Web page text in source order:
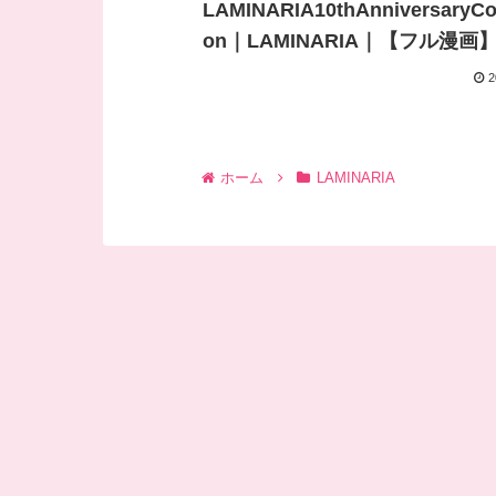
on｜LAMINARIA｜【フル漫画】
ホーム LAMINARIA